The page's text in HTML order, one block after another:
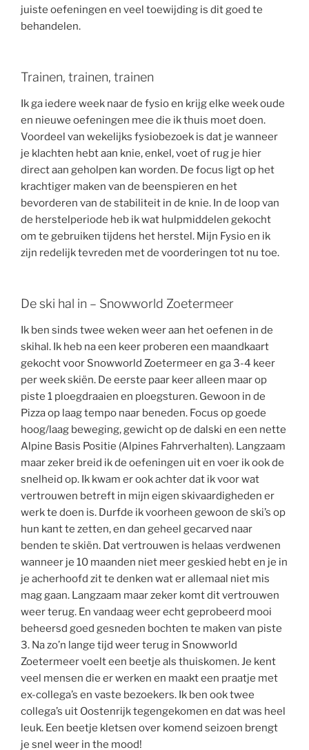
juiste oefeningen en veel toewijding is dit goed te
behandelen.
Trainen, trainen, trainen
Ik ga iedere week naar de fysio en krijg elke week oude
en nieuwe oefeningen mee die ik thuis moet doen.
Voordeel van wekelijks fysiobezoek is dat je wanneer
je klachten hebt aan knie, enkel, voet of rug je hier
direct aan geholpen kan worden. De focus ligt op het
krachtiger maken van de beenspieren en het
bevorderen van de stabiliteit in de knie. In de loop van
de herstelperiode heb ik wat hulpmiddelen gekocht
om te gebruiken tijdens het herstel. Mijn Fysio en ik
zijn redelijk tevreden met de voorderingen tot nu toe.
De ski hal in – Snowworld Zoetermeer
Ik ben sinds twee weken weer aan het oefenen in de
skihal. Ik heb na een keer proberen een maandkaart
gekocht voor Snowworld Zoetermeer en ga 3-4 keer
per week skiën. De eerste paar keer alleen maar op
piste 1 ploegdraaien en ploegsturen. Gewoon in de
Pizza op laag tempo naar beneden. Focus op goede
hoog/laag beweging, gewicht op de dalski en een nette
Alpine Basis Positie (Alpines Fahrverhalten). Langzaam
maar zeker breid ik de oefeningen uit en voer ik ook de
snelheid op. Ik kwam er ook achter dat ik voor wat
vertrouwen betreft in mijn eigen skivaardigheden er
werk te doen is. Durfde ik voorheen gewoon de ski’s op
hun kant te zetten, en dan geheel gecarved naar
benden te skiën. Dat vertrouwen is helaas verdwenen
wanneer je 10 maanden niet meer geskied hebt en je in
je acherhoofd zit te denken wat er allemaal niet mis
mag gaan. Langzaam maar zeker komt dit vertrouwen
weer terug. En vandaag weer echt geprobeerd mooi
beheersd goed gesneden bochten te maken van piste
3. Na zo’n lange tijd weer terug in Snowworld
Zoetermeer voelt een beetje als thuiskomen. Je kent
veel mensen die er werken en maakt een praatje met
ex-collega’s en vaste bezoekers. Ik ben ook twee
collega’s uit Oostenrijk tegengekomen en dat was heel
leuk. Een beetje kletsen over komend seizoen brengt
je snel weer in the mood!